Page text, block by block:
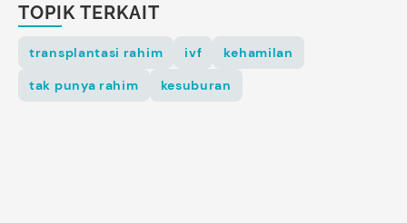
TOPIK TERKAIT
transplantasi rahim ivf
kehamilan
tak punya rahim
kesuburan